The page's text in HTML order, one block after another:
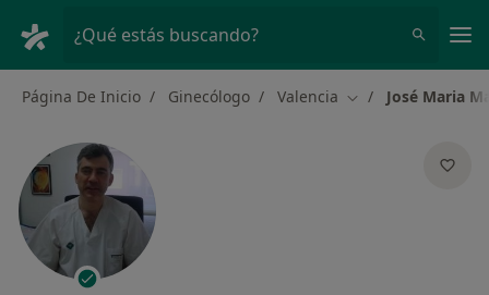
¿Qué estás buscando?
Página De Inicio Ginecólogo Valencia Cambiar de ciudad
José Maria